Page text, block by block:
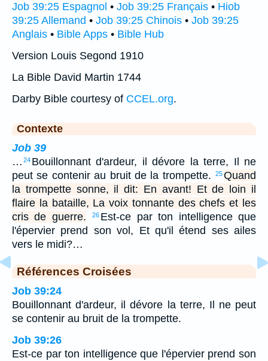
Job 39:25 Espagnol • Job 39:25 Français • Hiob
39:25 Allemand • Job 39:25 Chinois • Job 39:25
Anglais • Bible Apps • Bible Hub
Version Louis Segond 1910
La Bible David Martin 1744
Darby Bible courtesy of CCEL.org.
Contexte
Job 39
… 24 Bouillonnant d'ardeur, il dévore la terre, Il ne
peut se contenir au bruit de la trompette.
25Quand
la trompette sonne, il dit: En avant! Et de loin il
flaire la bataille, La voix tonnante des chefs et les
cris de guerre.
26 Est-ce par ton intelligence que
l'épervier prend son vol, Et qu'il étend ses ailes
vers le midi?…
Références Croisées
Job 39:24
Bouillonnant d'ardeur, il dévore la terre, Il ne peut
se contenir au bruit de la trompette.
Job 39:26
Est-ce par ton intelligence que l'épervier prend son